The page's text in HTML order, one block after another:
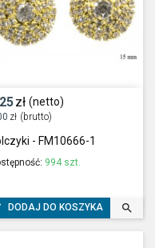
zł (netto)
zł (brutto)
- FM10666-1
994 szt.
DODAJ DO KOSZYKA 